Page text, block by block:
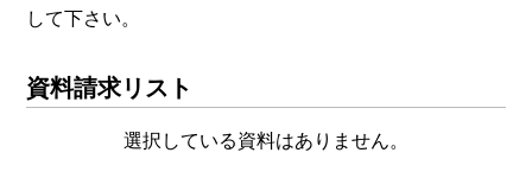
して下さい。
資料請求リスト
選択している資料はありません。